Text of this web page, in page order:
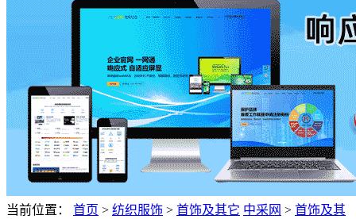
当前位置： 首页 > 纺织服饰 > 首饰及其它 中采网 > 首饰及其